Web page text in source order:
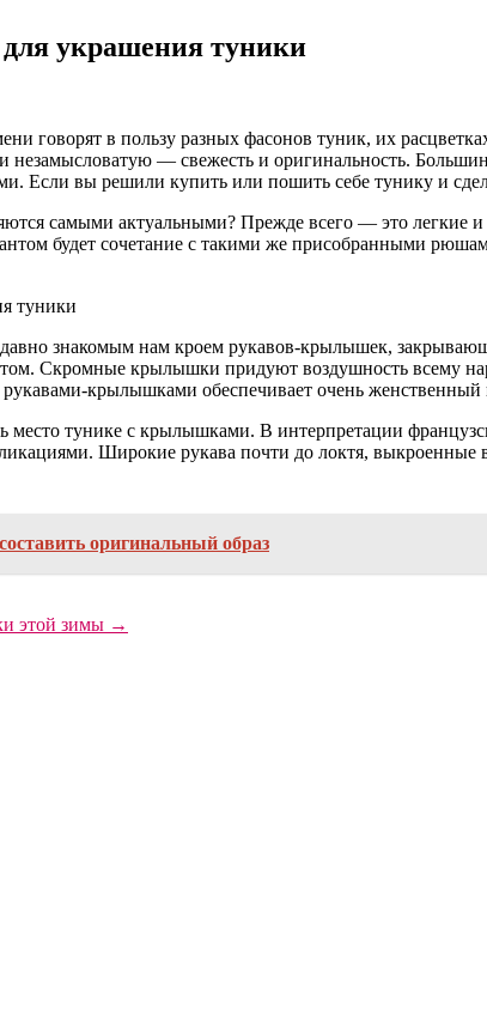
украшения туники
говорят в пользу разных фасонов туник, их
— свежесть и оригинальность.
Если вы решили купить или пошить себе тунику и
самыми актуальными? Прежде всего — это
будет сочетание с такими же присобранными
знакомым нам кроем рукавов-крылышек,
Скромные крылышки придуют воздушность всему
рукавами-крылышками обеспечивает очень
тунике с крылышками. В интерпретации
Широкие рукава почти до локтя, выкроенные
оригинальный образ
этой зимы →